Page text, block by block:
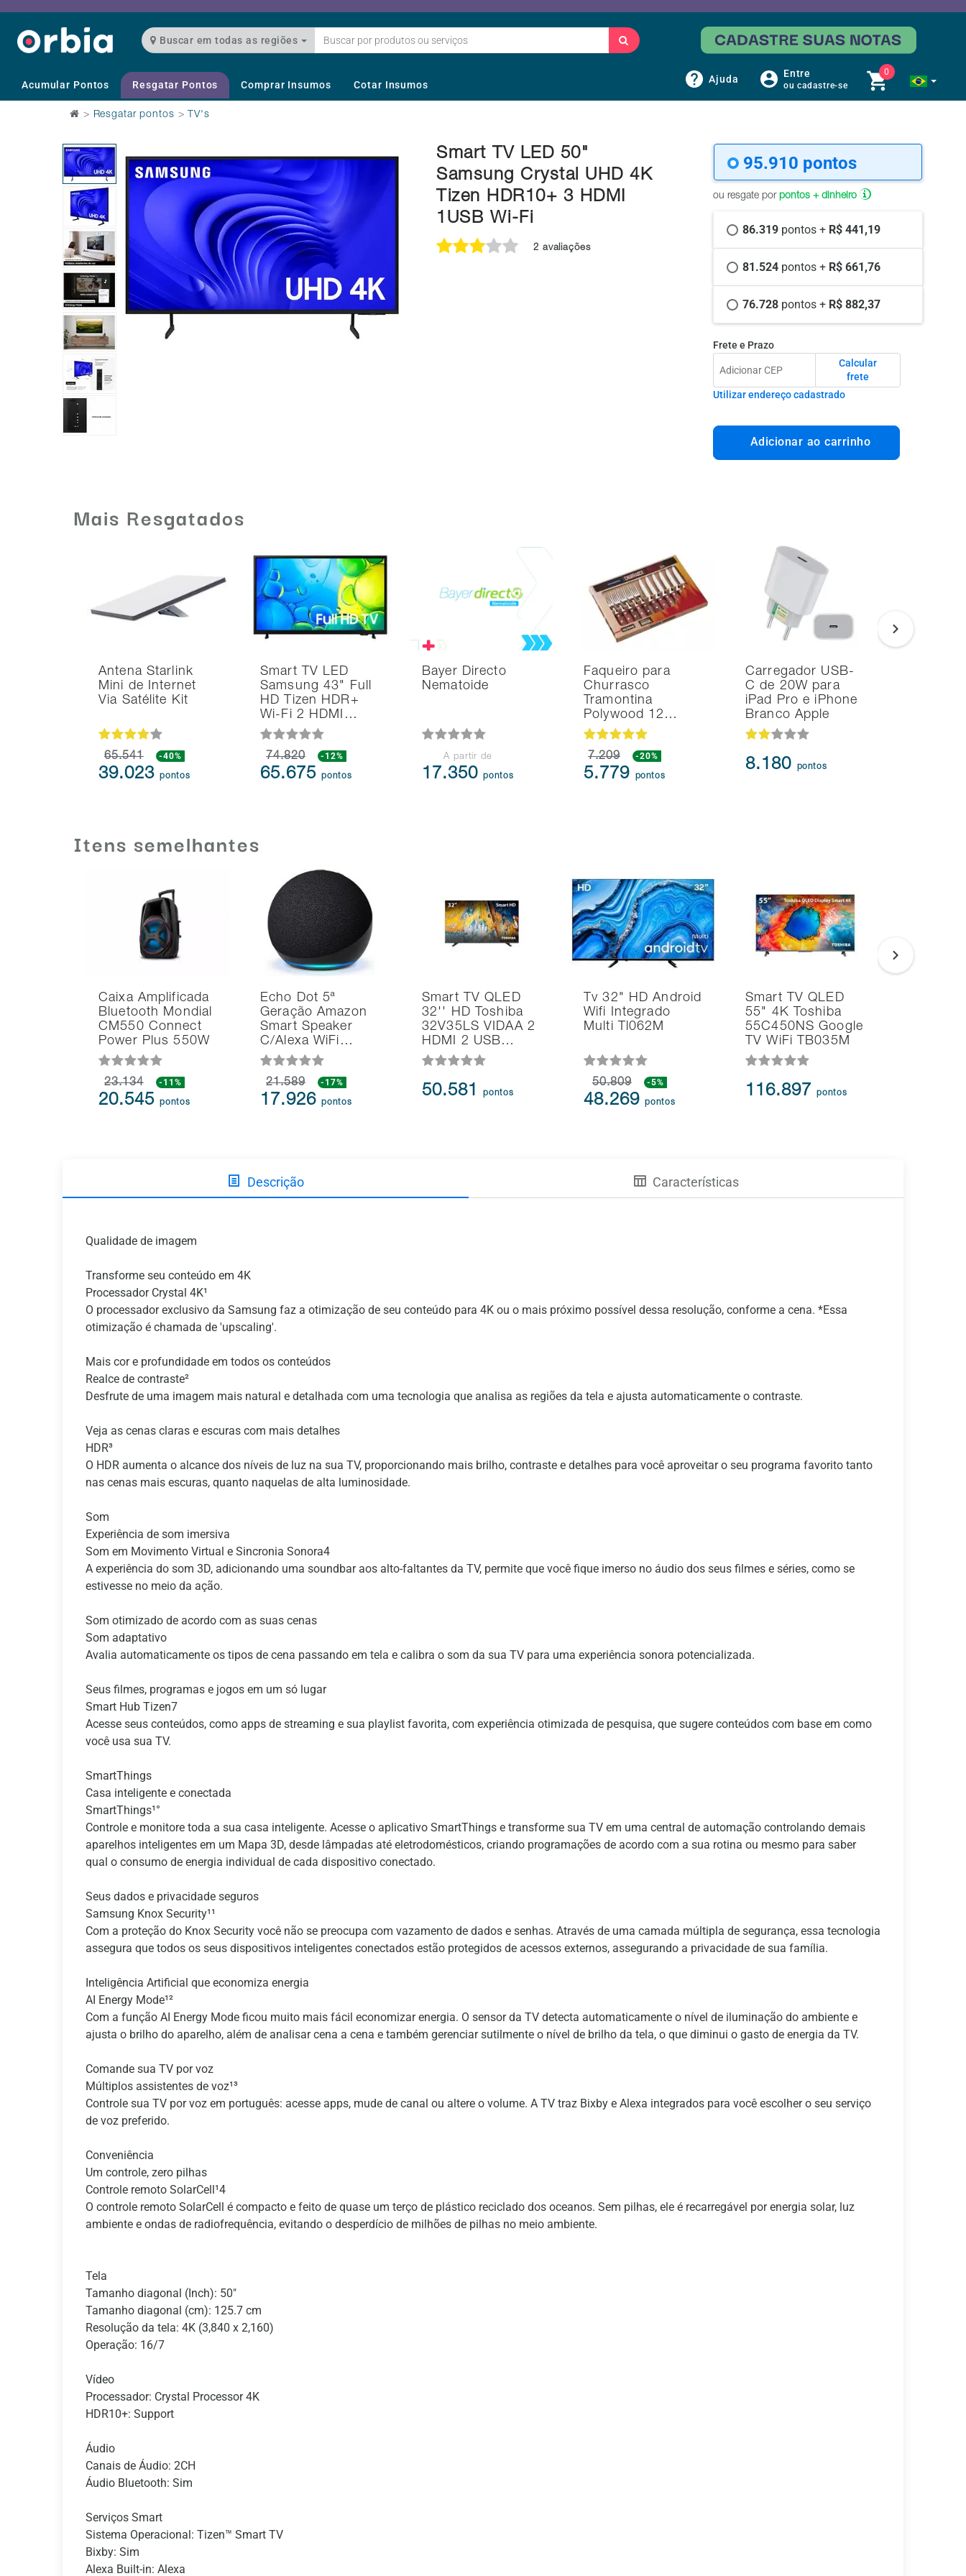
Buscar em todas as regiões
Acumular Pontos Resgatar Pontos Comprar Insumos Cotar Insumos Ajuda Entre
ou cadastre-se
0
> Resgatar pontos > TV's
Smart TV LED 50"
Samsung Crystal UHD 4K
Tizen HDR10+ 3 HDMI
1USB Wi-Fi
2 avaliações
95.910 pontos
ou resgate por pontos + dinheiro
86.319 pontos + R$ 441,19
81.524 pontos + R$ 661,76
76.728 pontos + R$ 882,37
Frete e Prazo
Calcular
frete
Utilizar endereço cadastrado
Adicionar ao carrinho
Mais Resgatados
Antena Starlink
Mini de Internet
Via Satélite Kit
65.541 -40%
39.023pontos
Smart TV LED
Samsung 43" Full
HD Tizen HDR+
Wi-Fi 2 HDMI…
74.820 -12%
65.675pontos
Bayer Directo
Nematoide
A partir de
17.350pontos
Faqueiro para
Churrasco
Tramontina
Polywood 12…
7.209 -20%
5.779 pontos
Carregador USB-
C de 20W para
iPad Pro e iPhone
Branco Apple
8.180 pontos
Itens semelhantes
Caixa Amplificada
Bluetooth Mondial
CM550 Connect
Power Plus 550W
23.134 -11%
20.545pontos
Echo Dot 5ª
Geração Amazon
Smart Speaker
C/Alexa WiFi…
21.589 -17%
17.926pontos
Smart TV QLED
32'' HD Toshiba
32V35LS VIDAA 2
HDMI 2 USB…
50.581pontos
Tv 32" HD Android
Wifi Integrado
Multi Tl062M
50.809 -5%
48.269pontos
Smart TV QLED
55" 4K Toshiba
55C450NS Google
TV WiFi TB035M
116.897pontos
Descrição Características
Qualidade de imagem
Transforme seu conteúdo em 4K
Processador Crystal 4K¹
O processador exclusivo da Samsung faz a otimização de seu conteúdo para 4K ou o mais próximo possível dessa resolução, conforme a cena. *Essa
otimização é chamada de 'upscaling'.
Mais cor e profundidade em todos os conteúdos
Realce de contraste²
Desfrute de uma imagem mais natural e detalhada com uma tecnologia que analisa as regiões da tela e ajusta automaticamente o contraste.
Veja as cenas claras e escuras com mais detalhes
HDR³
O HDR aumenta o alcance dos níveis de luz na sua TV, proporcionando mais brilho, contraste e detalhes para você aproveitar o seu programa favorito tanto
nas cenas mais escuras, quanto naquelas de alta luminosidade.
Som
Experiência de som imersiva
Som em Movimento Virtual e Sincronia Sonora4
A experiência do som 3D, adicionando uma soundbar aos alto-faltantes da TV, permite que você fique imerso no áudio dos seus filmes e séries, como se
estivesse no meio da ação.
Som otimizado de acordo com as suas cenas
Som adaptativo
Avalia automaticamente os tipos de cena passando em tela e calibra o som da sua TV para uma experiência sonora potencializada.
Seus filmes, programas e jogos em um só lugar
Smart Hub Tizen7
Acesse seus conteúdos, como apps de streaming e sua playlist favorita, com experiência otimizada de pesquisa, que sugere conteúdos com base em como
você usa sua TV.
SmartThings
Casa inteligente e conectada
SmartThings¹°
Controle e monitore toda a sua casa inteligente. Acesse o aplicativo SmartThings e transforme sua TV em uma central de automação controlando demais
aparelhos inteligentes em um Mapa 3D, desde lâmpadas até eletrodomésticos, criando programações de acordo com a sua rotina ou mesmo para saber
qual o consumo de energia individual de cada dispositivo conectado.
Seus dados e privacidade seguros
Samsung Knox Security¹¹
Com a proteção do Knox Security você não se preocupa com vazamento de dados e senhas. Através de uma camada múltipla de segurança, essa tecnologia
assegura que todos os seus dispositivos inteligentes conectados estão protegidos de acessos externos, assegurando a privacidade de sua família.
Inteligência Artificial que economiza energia
AI Energy Mode¹²
Com a função AI Energy Mode ficou muito mais fácil economizar energia. O sensor da TV detecta automaticamente o nível de iluminação do ambiente e
ajusta o brilho do aparelho, além de analisar cena a cena e também gerenciar sutilmente o nível de brilho da tela, o que diminui o gasto de energia da TV.
Comande sua TV por voz
Múltiplos assistentes de voz¹³
Controle sua TV por voz em português: acesse apps, mude de canal ou altere o volume. A TV traz Bixby e Alexa integrados para você escolher o seu serviço
de voz preferido.
Conveniência
Um controle, zero pilhas
Controle remoto SolarCell¹4
O controle remoto SolarCell é compacto e feito de quase um terço de plástico reciclado dos oceanos. Sem pilhas, ele é recarregável por energia solar, luz
ambiente e ondas de radiofrequência, evitando o desperdício de milhões de pilhas no meio ambiente.
Tela
Tamanho diagonal (Inch): 50"
Tamanho diagonal (cm): 125.7 cm
Resolução da tela: 4K (3,840 x 2,160)
Operação: 16/7
Vídeo
Processador: Crystal Processor 4K
HDR10+: Support
Áudio
Canais de Áudio: 2CH
Áudio Bluetooth: Sim
Serviços Smart
Sistema Operacional: Tizen™ Smart TV
Bixby: Sim
Alexa Built-in: Alexa